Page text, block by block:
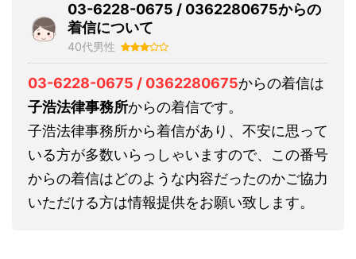
03-6228-0675 / 0362280675からの
着信について
40代男性
03-6228-0675 / 0362280675からの着信は
子浩法律事務所からの着信です。
子浩法律事務所から着信があり、不安に思って
いる方が多数いらっしゃいますので、この番号
からの着信はどのような内容だったのかご協力
いただける方は情報提供をお願い致します。